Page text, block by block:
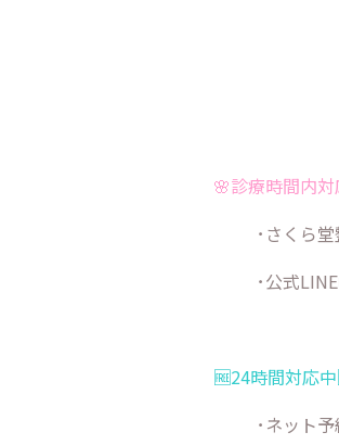
🌸診療時間内対
･さくら
･公式
🆓24時間対応
･ネット予